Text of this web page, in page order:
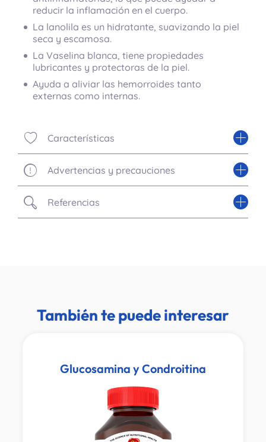
reducir la inflamación en el cuerpo.
La lanolila es un hidratante, suavizando la piel
seca y escamosa.
La Vaselina blanca, tiene propiedades
lubricantes y protectoras de la piel.
Ayuda a aliviar las hemorroides tanto
externas como internas.
Características
Advertencias y precauciones
Referencias
También te puede interesar
Glucosamina y Condroitina